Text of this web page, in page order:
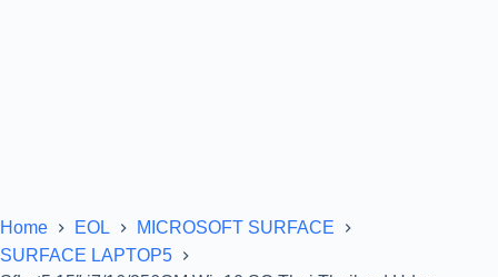
Home EOL
MICROSOFT SURFACE
SURFACE LAPTOP5